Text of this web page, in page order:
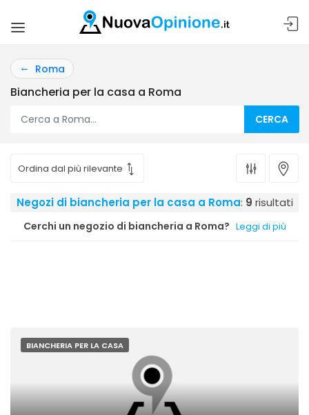
Roma
Biancheria per la casa a Roma
CERCA
Negozi di biancheria per la casa a Roma: 9 risultati
Cerchi un negozio di biancheria a Roma? Leggi di più
BIANCHERIA PER LA CASA